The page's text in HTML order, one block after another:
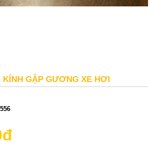
KÍNH GẬP GƯƠNG XE HƠI